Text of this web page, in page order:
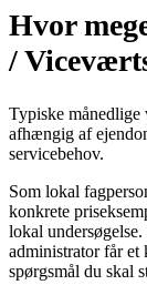
Hvor
/
Typiske
afhængig af
servicebehov.
Som lokal
konkrete
lokal
administrator får
spørgsmål du skal